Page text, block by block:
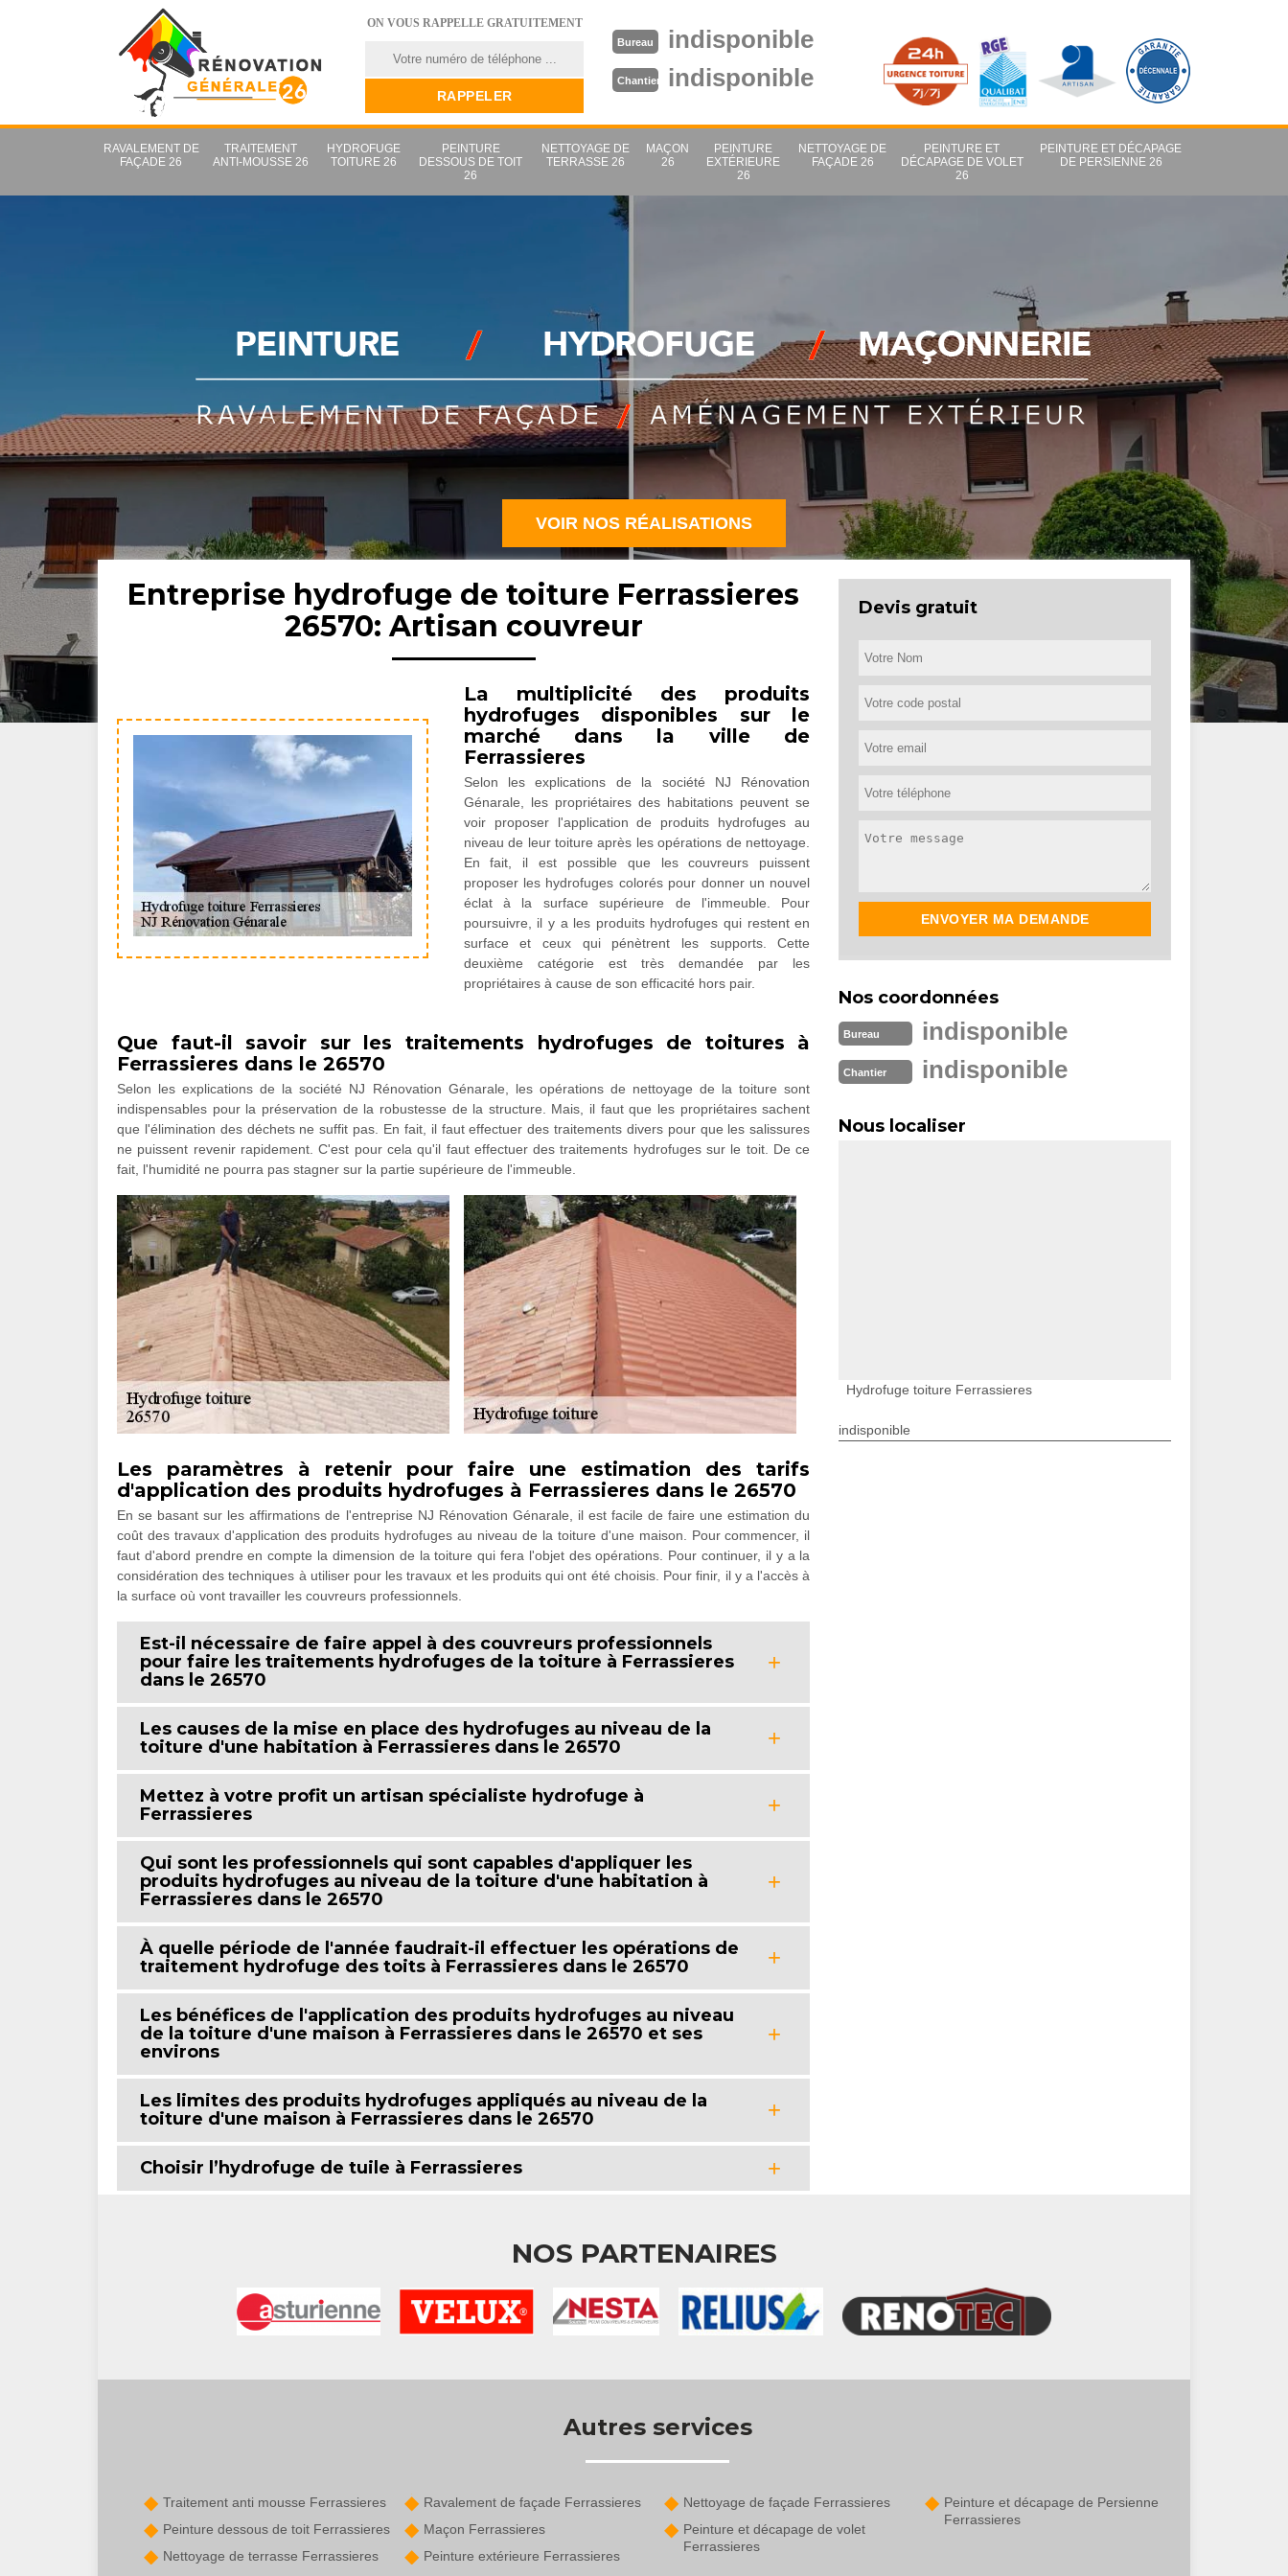
ON VOUS RAPPELLE GRATUITEMENT
Bureau indisponible
Chantier indisponible
RAVALEMENT DE
FAÇADE 26
TRAITEMENT
ANTI-MOUSSE 26
HYDROFUGE
TOITURE 26
PEINTURE
DESSOUS DE TOIT
26
NETTOYAGE DE
TERRASSE 26
MAÇON
26
PEINTURE
EXTÉRIEURE
26
NETTOYAGE DE
FAÇADE 26
PEINTURE ET
DÉCAPAGE DE VOLET
26
PEINTURE ET DÉCAPAGE
DE PERSIENNE 26
VOIR NOS RÉALISATIONS
Entreprise hydrofuge de toiture Ferrassieres
26570: Artisan couvreur
La multiplicité des produits
hydrofuges disponibles sur le
marché dans la ville de
Ferrassieres
Selon les explications de la société NJ Rénovation
Génarale, les propriétaires des habitations peuvent se
voir proposer l'application de produits hydrofuges au
niveau de leur toiture après les opérations de nettoyage.
En fait, il est possible que les couvreurs puissent
proposer les hydrofuges colorés pour donner un nouvel
éclat à la surface supérieure de l'immeuble. Pour
poursuivre, il y a les produits hydrofuges qui restent en
surface et ceux qui pénètrent les supports. Cette
deuxième catégorie est très demandée par les
propriétaires à cause de son efficacité hors pair.
Que faut-il savoir sur les traitements hydrofuges de toitures à
Ferrassieres dans le 26570
Selon les explications de la société NJ Rénovation Génarale, les opérations de nettoyage de la toiture sont
indispensables pour la préservation de la robustesse de la structure. Mais, il faut que les propriétaires sachent
que l'élimination des déchets ne suffit pas. En fait, il faut effectuer des traitements divers pour que les salissures
ne puissent revenir rapidement. C'est pour cela qu'il faut effectuer des traitements hydrofuges sur le toit. De ce
fait, l'humidité ne pourra pas stagner sur la partie supérieure de l'immeuble.
Les paramètres à retenir pour faire une estimation des tarifs
d'application des produits hydrofuges à Ferrassieres dans le 26570
En se basant sur les affirmations de l'entreprise NJ Rénovation Génarale, il est facile de faire une estimation du
coût des travaux d'application des produits hydrofuges au niveau de la toiture d'une maison. Pour commencer, il
faut d'abord prendre en compte la dimension de la toiture qui fera l'objet des opérations. Pour continuer, il y a la
considération des techniques à utiliser pour les travaux et les produits qui ont été choisis. Pour finir, il y a l'accès à
la surface où vont travailler les couvreurs professionnels.
Est-il nécessaire de faire appel à des couvreurs professionnels
pour faire les traitements hydrofuges de la toiture à Ferrassieres
dans le 26570
Les causes de la mise en place des hydrofuges au niveau de la
toiture d'une habitation à Ferrassieres dans le 26570
Mettez à votre profit un artisan spécialiste hydrofuge à
Ferrassieres
Qui sont les professionnels qui sont capables d'appliquer les
produits hydrofuges au niveau de la toiture d'une habitation à
Ferrassieres dans le 26570
À quelle période de l'année faudrait-il effectuer les opérations de
traitement hydrofuge des toits à Ferrassieres dans le 26570
Les bénéfices de l'application des produits hydrofuges au niveau
de la toiture d'une maison à Ferrassieres dans le 26570 et ses
environs
Les limites des produits hydrofuges appliqués au niveau de la
toiture d'une maison à Ferrassieres dans le 26570
Choisir l’hydrofuge de tuile à Ferrassieres
Devis gratuit
Nos coordonnées
Bureau indisponible
Chantier indisponible
Nous localiser
Hydrofuge toiture Ferrassieres
indisponible
NOS PARTENAIRES
Autres services
Traitement anti mousse Ferrassieres
Peinture dessous de toit Ferrassieres
Nettoyage de terrasse Ferrassieres
Ravalement de façade Ferrassieres
Maçon Ferrassieres
Peinture extérieure Ferrassieres
Nettoyage de façade Ferrassieres
Peinture et décapage de volet
Ferrassieres
Peinture et décapage de Persienne
Ferrassieres